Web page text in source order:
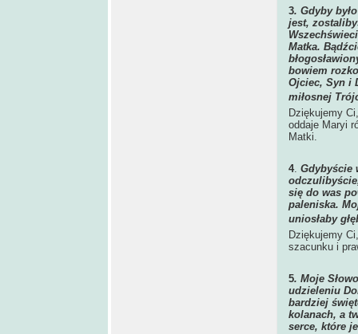
3. Gdyby
jest,
Matka.
bowiem
Ojciec, Syn i
miłosnej
Dziękujemy
oddaje Maryi
Matki.
4. Gdybyście
się do was
paleniska.
uniosłaby
Dziękujemy
szacunku i
5. Moje
udzieleniu
bardziej
kolanach, a
serce, które